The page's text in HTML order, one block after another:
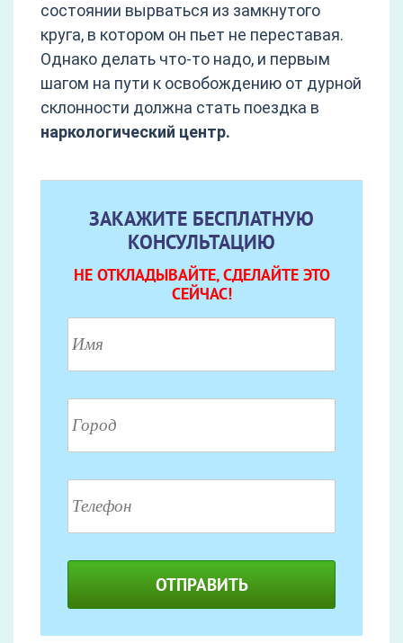
состоянии вырваться из замкнутого
круга, в котором он пьет не переставая.
Однако делать что-то надо, и первым
шагом на пути к освобождению от дурной
склонности должна стать поездка в
наркологический центр.
ЗАКАЖИТЕ БЕСПЛАТНУЮ
КОНСУЛЬТАЦИЮ
НЕ ОТКЛАДЫВАЙТЕ, СДЕЛАЙТЕ ЭТО
СЕЙЧАС!
ОТПРАВИТЬ